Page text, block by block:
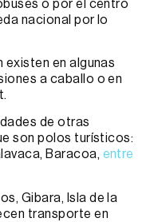
o por el centro
nacional por lo
existen en algunas
a caballo o en
de otras
son polos turísticos:
Baracoa, entre
Gibara, Isla de la
transporte en